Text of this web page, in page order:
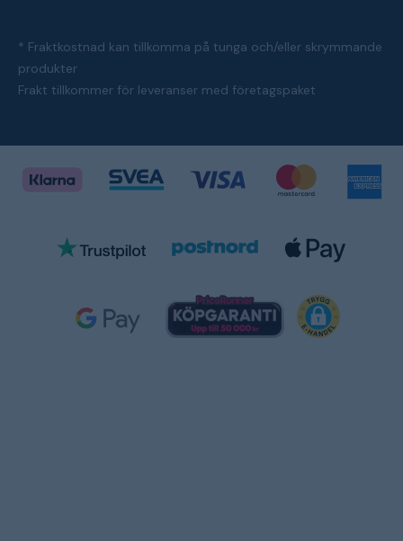
* Fraktkostnad kan tillkomma på tunga och/eller skrymmande
produkter
Frakt tillkommer för leveranser med företagspaket